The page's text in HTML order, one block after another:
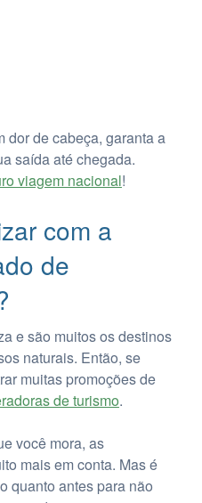
dor de cabeça, garanta a
saída até chegada.
viagem nacional!
com a
de
e são muitos os destinos
naturais. Então, se
muitas promoções de
de turismo.
você mora, as
mais em conta. Mas é
quanto antes para não